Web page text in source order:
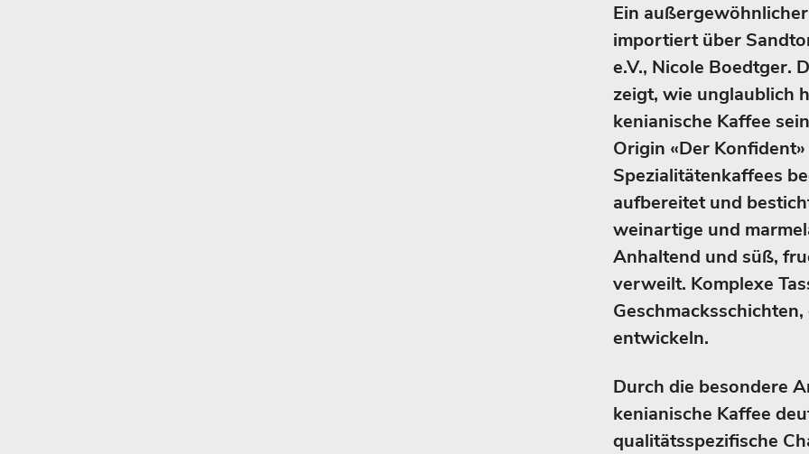
Ein
importiert über
e.V., Nicole Boedtger.
zeigt, wie unglaublich
kenianische Kaffee
Origin «Der
Spezialitätenkaffees
aufbereitet und
weinartige und
Anhaltend und süß,
verweilt. Komplexe
entwickeln.
Durch die besondere
kenianische Kaffee
qualitätsspezifische